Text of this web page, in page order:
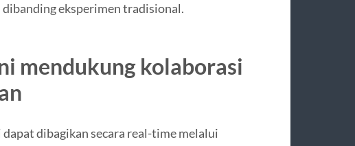
eksperimen tradisional.
mendukung kolaborasi
dibagikan secara real-time melalui